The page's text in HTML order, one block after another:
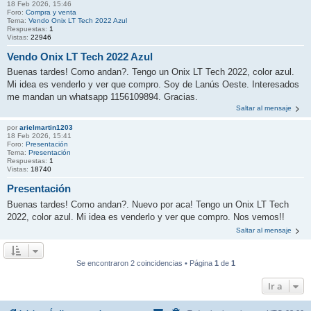
18 Feb 2026, 15:46
Foro: Compra y venta
Tema: Vendo Onix LT Tech 2022 Azul
Respuestas: 1
Vistas: 22946
Vendo Onix LT Tech 2022 Azul
Buenas tardes! Como andan?. Tengo un Onix LT Tech 2022, color azul.
Mi idea es venderlo y ver que compro. Soy de Lanús Oeste. Interesados
me mandan un whatsapp 1156109894. Gracias.
Saltar al mensaje
por arielmartin1203
18 Feb 2026, 15:41
Foro: Presentación
Tema: Presentación
Respuestas: 1
Vistas: 18740
Presentación
Buenas tardes! Como andan?. Nuevo por aca! Tengo un Onix LT Tech
2022, color azul. Mi idea es venderlo y ver que compro. Nos vemos!!
Saltar al mensaje
Se encontraron 2 coincidencias • Página 1 de 1
Ir a